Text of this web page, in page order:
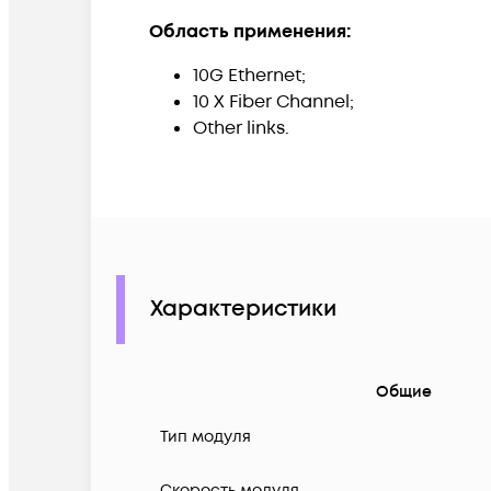
Область применения:
10G Ethernet;
10 X Fiber Channel;
Other links.
Характеристики
Общие
Тип модуля